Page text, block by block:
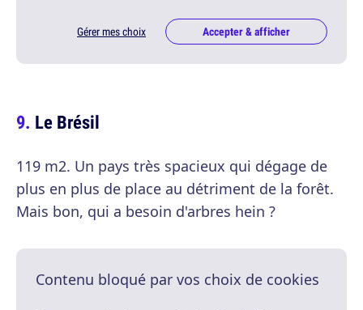
Gérer mes choix Accepter & afficher
Le Brésil
119 m2. Un pays très spacieux qui dégage de
plus en plus de place au détriment de la forêt.
Mais bon, qui a besoin d'arbres hein ?
Contenu bloqué par vos choix de cookies